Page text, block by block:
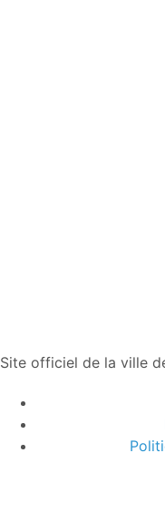
Site officiel de la ville